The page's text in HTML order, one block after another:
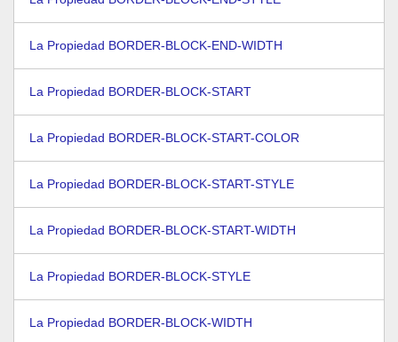
La Propiedad BORDER-BLOCK-END-WIDTH
La Propiedad BORDER-BLOCK-START
La Propiedad BORDER-BLOCK-START-COLOR
La Propiedad BORDER-BLOCK-START-STYLE
La Propiedad BORDER-BLOCK-START-WIDTH
La Propiedad BORDER-BLOCK-STYLE
La Propiedad BORDER-BLOCK-WIDTH